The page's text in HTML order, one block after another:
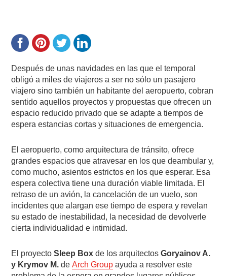
Después de unas navidades en las que el temporal
obligó a miles de viajeros a ser no sólo un pasajero
viajero sino también un habitante del aeropuerto, cobran
sentido aquellos proyectos y propuestas que ofrecen un
espacio reducido privado que se adapte a tiempos de
espera estancias cortas y situaciones de emergencia.
El aeropuerto, como arquitectura de tránsito, ofrece
grandes espacios que atravesar en los que deambular y,
como mucho, asientos estrictos en los que esperar. Esa
espera colectiva tiene una duración viable limitada. El
retraso de un avión, la cancelación de un vuelo, son
incidentes que alargan ese tiempo de espera y revelan
su estado de inestabilidad, la necesidad de devolverle
cierta individualidad e intimidad.
El proyecto Sleep Box de los arquitectosGoryainov A.
y Krymov M. deArch Group ayuda a resolver este